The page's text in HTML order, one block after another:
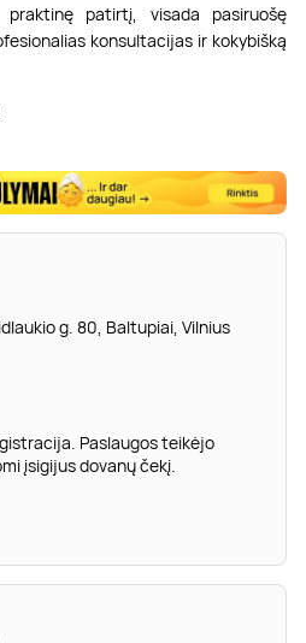
patirtį, visada pasiruošę
konsultacijas ir kokybišką
g. 80, Baltupiai, Vilnius
Paslaugos teikėjo
įsigijus dovanų čekį.